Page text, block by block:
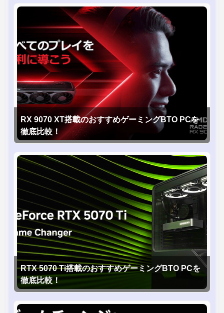
RX 9070 XT搭載のおすすめゲーミングBTO PCを
徹底比較！
RTX 5070 Ti搭載のおすすめゲーミングBTO PCを
徹底比較！